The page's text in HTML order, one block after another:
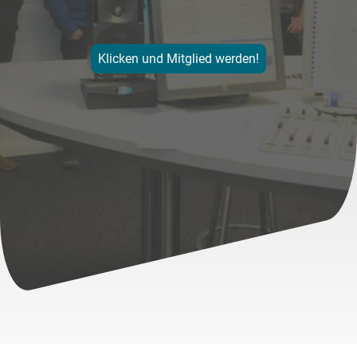
Klicken und Mitglied werden!